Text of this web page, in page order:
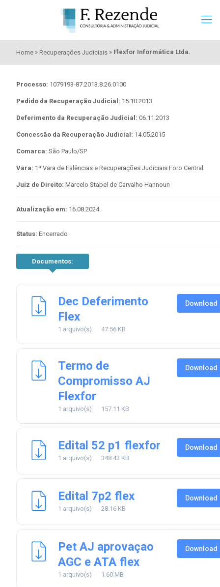
Home » Recuperações Judiciais » Flexfor Informática Ltda.
Processo: 1079193-87.2013.8.26.0100
Pedido da Recuperação Judicial: 15.10.2013
Deferimento da Recuperação Judicial: 06.11.2013
Concessão da Recuperação Judicial: 14.05.2015
Comarca: São Paulo/SP
Vara: 1ª Vara de Falências e Recuperações Judiciais Foro Central
Juiz de Direito: Marcelo Stabel de Carvalho Hannoun
Atualização em: 16.08.2024
Status: Encerrado
Documentos:
Dec Deferimento
Flex
1 arquivo(s) 47.56 KB
Download
Termo de
Compromisso AJ
Flexfor
1 arquivo(s) 157.11 KB
Download
Edital 52 p1 flexfor
1 arquivo(s) 348.43 KB
Download
Edital 7p2 flex
1 arquivo(s) 28.16 KB
Download
Pet AJ aprovaçao
AGC e ATA flex
1 arquivo(s) 1.60 MB
Download